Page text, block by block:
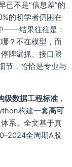
已不是“信息差”的
的初学者仍困在
——结果往往是：
？不在模型，而
牌漏抓、接口限
节，恰恰是专业与
级数据工程标准 ，
构建一套高可
系。全文基于真
全周期A股